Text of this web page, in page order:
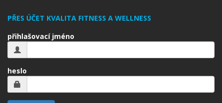
PŘES ÚČET KVALITA FITNESS A WELLNESS
přihlašovací jméno
heslo